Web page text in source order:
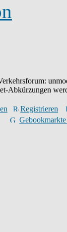
Abkürzungen
Registrieren